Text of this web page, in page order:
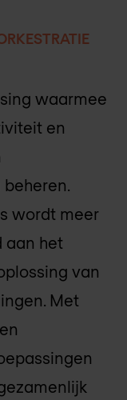
waarmee
en
wordt meer
aan het
van
Met